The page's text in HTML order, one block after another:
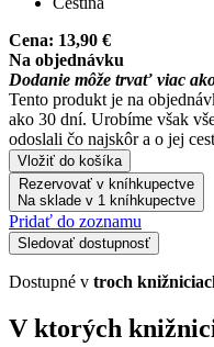
Cena: 13,90 €
Na objednávku
Dodanie môže trvať viac
Tento produkt je na
ako 30 dní. Urobíme však
odoslali čo najskôr a o jej
Vložiť do košíka
Rezervovať v kníhkupectve
Na sklade v 1 kníhkupectve
Pridať do zoznamu
Sledovať dostupnosť
Dostupné v troch
V ktorých